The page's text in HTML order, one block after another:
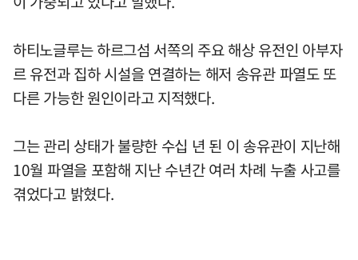
하티노글루는 하르그섬 서쪽의 주요 해상 유전인 아부자
르 유전과 집하 시설을 연결하는 해저 송유관 파열도 또
다른 가능한 원인이라고 지적했다.
그는 관리 상태가 불량한 수십 년 된 이 송유관이 지난해
10월 파열을 포함해 지난 수년간 여러 차례 누출 사고를
겪었다고 밝혔다.